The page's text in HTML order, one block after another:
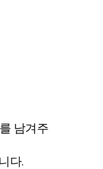
남겨주
다.